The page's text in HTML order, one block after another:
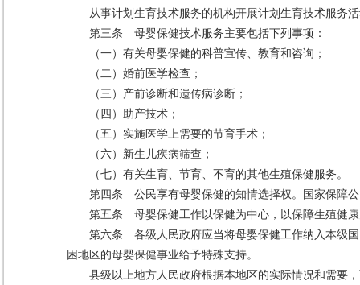
从事计划生育技术服务的机构开展计划生育技术服务
第三条 母婴保健技术服务主要包括下列事项：
（一）有关母婴保健的科普宣传、教育和咨询；
（二）婚前医学检查；
（三）产前诊断和遗传病诊断；
（四）助产技术；
（五）实施医学上需要的节育手术；
（六）新生儿疾病筛查；
（七）有关生育、节育、不育的其他生殖保健服务。
第四条 公民享有母婴保健的知情选择权。国家保障
第五条 母婴保健工作以保健为中心，以保障生殖健
第六条 各级人民政府应当将母婴保健工作纳入本级
困地区的母婴保健事业给予特殊支持。
县级以上地方人民政府根据本地区的实际情况和需要